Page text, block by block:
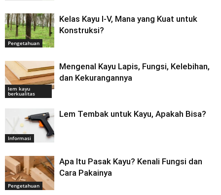
Pengetahuan
Kelas Kayu I-V, Mana yang Kuat untuk
Konstruksi?
lem kayu
berkualitas
Mengenal Kayu Lapis, Fungsi, Kelebihan,
dan Kekurangannya
Informasi
Lem Tembak untuk Kayu, Apakah Bisa?
Pengetahuan
Apa Itu Pasak Kayu? Kenali Fungsi dan
Cara Pakainya